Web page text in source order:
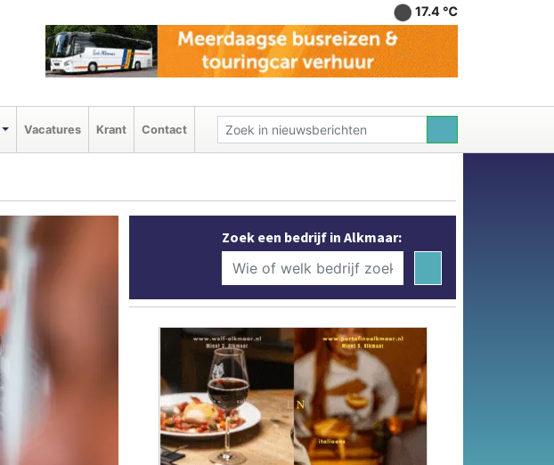
17.4 ℃
Vacatures Krant Contact
Zoek een bedrijf in Alkmaar: